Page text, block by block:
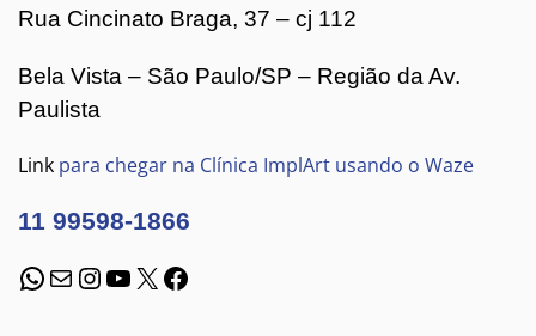
Rua Cincinato Braga, 37 – cj 112
Bela Vista – São Paulo/SP – Região da Av.
Paulista
Link para chegar na Clínica ImplArt usando o Waze
11 99598-1866
WhatsApp
E-mailInstagram
Youtube
X Facebook